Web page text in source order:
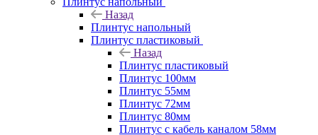
Назад
Плинтус напольный
Плинтус пластиковый
Назад
Плинтус пластиковый
Плинтус 100мм
Плинтус 55мм
Плинтус 72мм
Плинтус 80мм
Плинтус с кабель каналом 58мм